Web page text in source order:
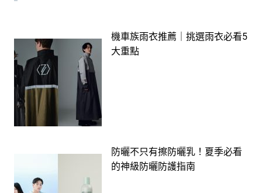
機車族雨衣推薦｜挑選雨衣必看5
大重點
防曬不只有擦防曬乳！夏季必看
的神級防曬防護指南